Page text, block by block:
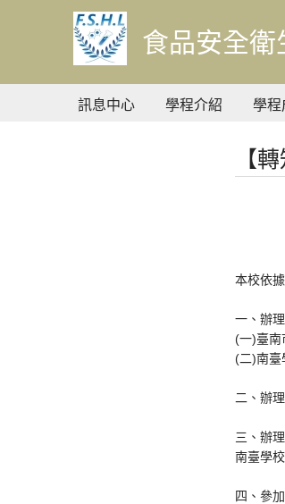
主
要
內
容
食品安全衛
訊息中心 學程介紹 學程
【
本校依
一、辦理
(一)臺南
(二)南臺
二、辦
三、辦
南臺學
四、參